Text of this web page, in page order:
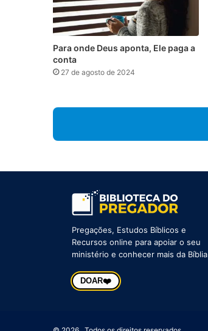
Para onde Deus aponta, Ele paga a
conta
27 de agosto de 2024
Pregações, Estudos Bíblicos e
Recursos online para apoiar o seu
ministério e conhecer mais da Bíblia
DOAR❤️